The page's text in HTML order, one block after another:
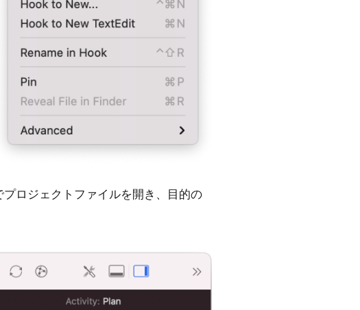
ロジェクトファイルを開き、目的の